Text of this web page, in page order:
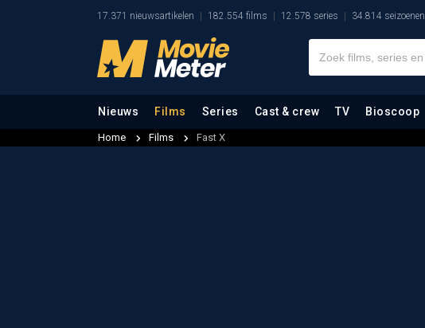
17.371 nieuwsartikelen 182.554 films 12.578 series 34.814 seizoenen
Nieuws Films Series Cast & crew TV Bioscoop
Home Films Fast X